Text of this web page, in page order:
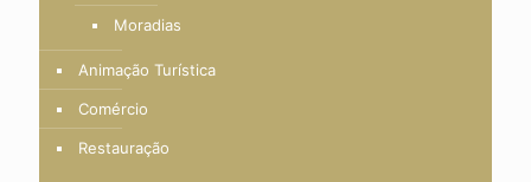
Moradias
Animação Turística
Comércio
Restauração